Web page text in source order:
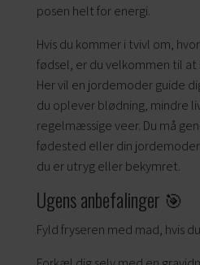
posen helt for energi.
Hvis du kommer i tvivl om,
fødsel, er du velkommen til
Her vil en jordemoder guide
du oplever blødning, mindre
regelmæssige veer. Du må
fødested eller din
du er utryg eller bekymret.
Ugens anbefalinger 🎯
Fyld fryseren med mad, hvis